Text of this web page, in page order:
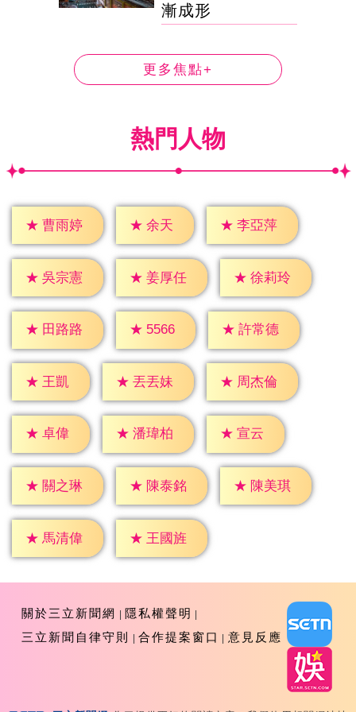
漸成形
更多焦點+
熱門人物
★ 曹雨婷 ★ 余天 ★ 李亞萍
★ 吳宗憲 ★ 姜厚任 ★ 徐莉玲
★ 田路路 ★ 5566 ★ 許常德
★ 王凱 ★ 丟丟妹 ★ 周杰倫
★ 卓偉 ★ 潘瑋柏 ★ 宣云
★ 關之琳 ★ 陳泰銘 ★ 陳美琪
★ 馬清偉 ★ 王國旌
關於三立新聞網
隱私權聲明
三立新聞自律守則
合作提案窗口 意見反應